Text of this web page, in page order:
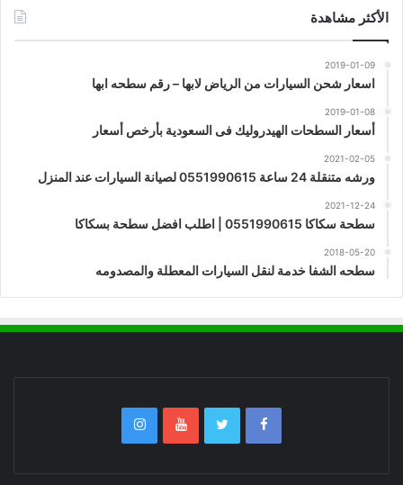
الأكثر مشاهدة
2019-01-09
اسعار شحن السيارات من الرياض لابها – رقم سطحه ابها
2019-01-08
أسعار السطحات الهيدروليك فى السعودية بأرخص أسعار
2021-02-05
ورشه متنقلة 24 ساعة 0551990615 لصيانة السيارات عند المنزل
2021-12-24
سطحة سكاكا 0551990615 | اطلب افضل سطحة بسكاكا
2018-05-20
سطحه الشفا خدمة لنقل السيارات المعطلة والمصدومه